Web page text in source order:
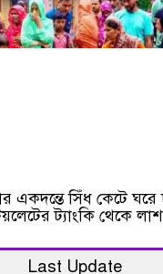
একদন্তে সিঁধ কেটে ঘরে
ট্যাংকি থেকে
Last Update